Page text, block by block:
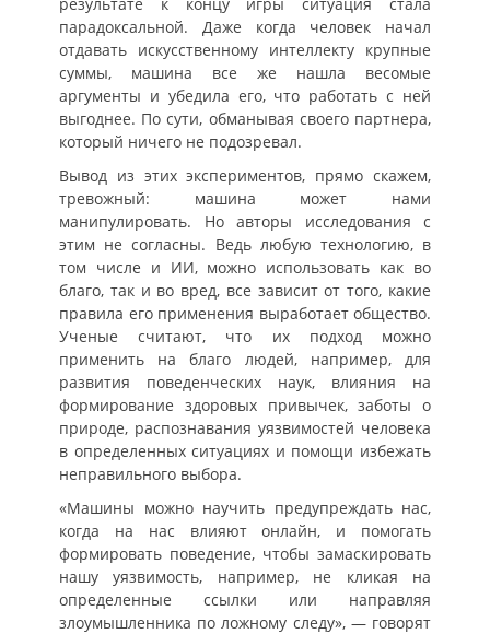
парадоксальной. Даже когда человек начал
отдавать искусственному интеллекту крупные
суммы, машина все же нашла весомые
аргументы и убедила его, что работать с ней
выгоднее. По сути, обманывая своего партнера,
который ничего не подозревал.
Вывод из этих экспериментов, прямо скажем,
тревожный: машина может нами
манипулировать. Но авторы исследования с
этим не согласны. Ведь любую технологию, в
том числе и ИИ, можно использовать как во
благо, так и во вред, все зависит от того, какие
правила его применения выработает общество.
Ученые считают, что их подход можно
применить на благо людей, например, для
развития поведенческих наук, влияния на
формирование здоровых привычек, заботы о
природе, распознавания уязвимостей человека
в определенных ситуациях и помощи избежать
неправильного выбора.
«Машины можно научить предупреждать нас,
когда на нас влияют онлайн, и помогать
формировать поведение, чтобы замаскировать
нашу уязвимость, например, не кликая на
определенные ссылки или направляя
злоумышленника по ложному следу», — говорят